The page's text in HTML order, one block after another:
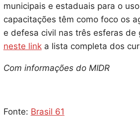
municipais e estaduais para o
capacitações têm como foco os
e defesa civil nas três esferas de
neste linka lista completa dos
Com informações do MIDR
Fonte: Brasil 61